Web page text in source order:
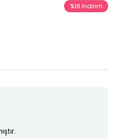
%18 İndirim